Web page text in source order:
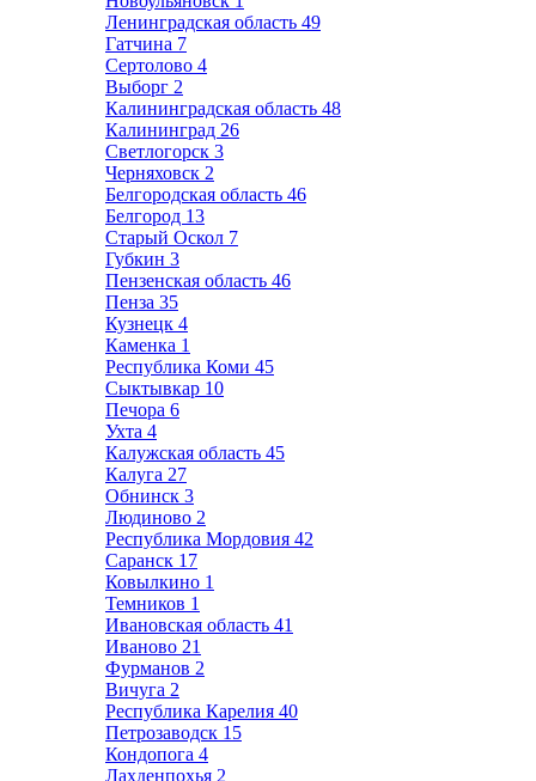
Ленинградская область 49
Гатчина 7
Сертолово 4
Выборг 2
Калининградская область 48
Калининград 26
Светлогорск 3
Черняховск 2
Белгородская область 46
Белгород 13
Старый Оскол 7
Губкин 3
Пензенская область 46
Пенза 35
Кузнецк 4
Каменка 1
Республика Коми 45
Сыктывкар 10
Печора 6
Ухта 4
Калужская область 45
Калуга 27
Обнинск 3
Людиново 2
Республика Мордовия 42
Саранск 17
Ковылкино 1
Темников 1
Ивановская область 41
Иваново 21
Фурманов 2
Вичуга 2
Республика Карелия 40
Петрозаводск 15
Кондопога 4
Лахденпохья 2